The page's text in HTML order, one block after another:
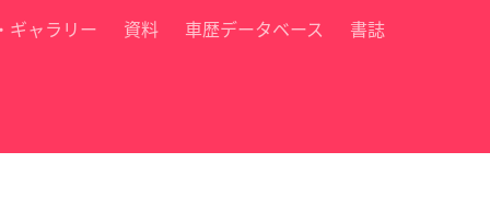
ギャラリー 資料 車歴データベース 書誌